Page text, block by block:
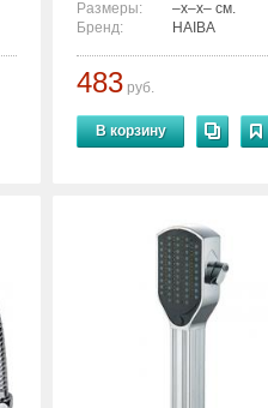
Размеры:
–x–x– см.
Бренд:
HAIBA
483 руб.
В корзину